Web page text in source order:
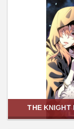
THE KNIGHT